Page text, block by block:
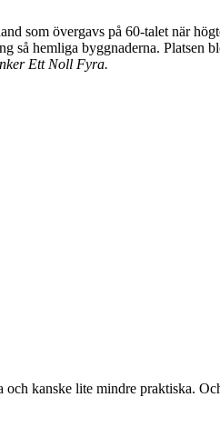
som övergavs på 60-talet när
så hemliga byggnaderna.
Ett Noll Fyra.
kanske lite mindre praktiska.